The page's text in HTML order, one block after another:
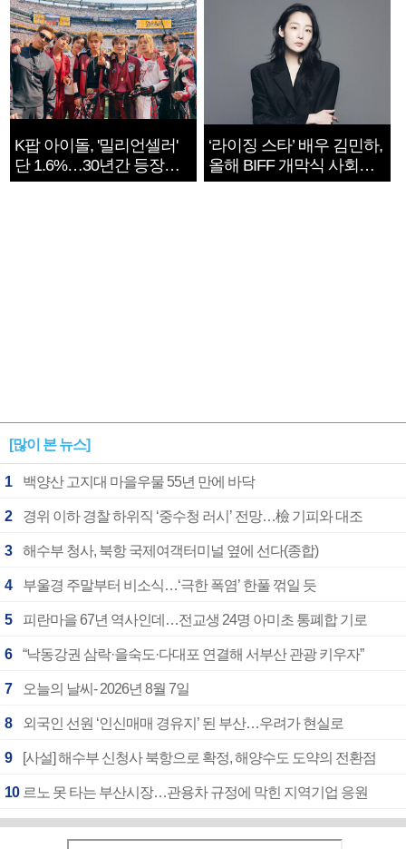
K팝 아이돌, '밀리언셀러'
단 1.6%…30년간 등장
1182개팀 전수조사
‘라이징 스타’ 배우 김민하,
올해 BIFF 개막식 사회자
확정
[많이 본 뉴스]
1 백양산 고지대 마을우물 55년 만에 바닥
2 경위 이하 경찰 하위직 ‘중수청 러시’ 전망…檢 기피와 대조
3 해수부 청사, 북항 국제여객터미널 옆에 선다(종합)
4 부울경 주말부터 비소식…‘극한 폭염’ 한풀 꺾일 듯
5 피란마을 67년 역사인데…전교생 24명 아미초 통폐합 기로
6 “낙동강권 삼락·을숙도·다대포 연결해 서부산 관광 키우자”
7 오늘의 날씨- 2026년 8월 7일
8 외국인 선원 ‘인신매매 경유지’ 된 부산…우려가 현실로
9 [사설] 해수부 신청사 북항으로 확정, 해양수도 도약의 전환점
10 르노 못 타는 부산시장…관용차 규정에 막힌 지역기업 응원